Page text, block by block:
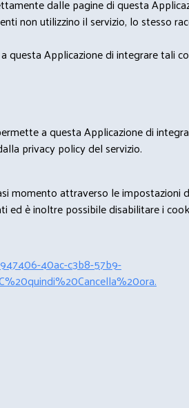
dalle pagine di questa
non utilizzino il servizio, lo stesso
Applicazione di integrare tali
a questa Applicazione di
privacy policy del servizio.
momento attraverso le impostazioni
è inoltre possibile disabilitare i
40ac-c3b8-57b9-